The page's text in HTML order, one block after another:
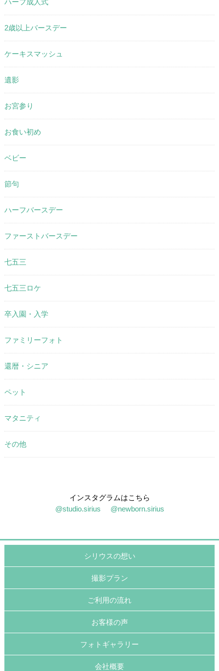
ハーフ成人式
2歳以上バースデー
ケーキスマッシュ
遺影
お宮参り
お食い初め
ベビー
節句
ハーフバースデー
ファーストバースデー
七五三
七五三ロケ
卒入園・入学
ファミリーフォト
還暦・シニア
ペット
マタニティ
その他
インスタグラムはこちら
@studio.sirius
@newborn.sirius
シリウスの想い
撮影プラン
ご利用の流れ
お客様の声
フォトギャラリー
会社概要